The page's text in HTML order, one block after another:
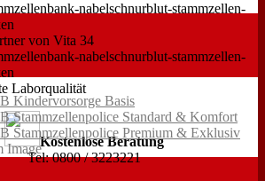
von Vita 34
Laborqualität
Kostenlose Beratung
Tel: 0800 / 3223221
Kindervorsorge Basis
Stammzellenpolice Standard & Komfort
Stammzellenpolice Premium & Exklusiv